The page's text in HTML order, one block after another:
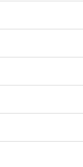
[광복
[ios앱